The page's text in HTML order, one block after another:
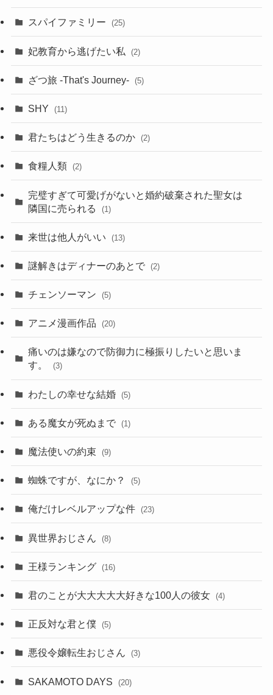
スパイファミリー (25)
妃教育から逃げたい私 (2)
ざつ旅 -That's Journey- (5)
SHY (11)
君たちはどう生きるのか (2)
食糧人類 (2)
完璧すぎて可愛げがないと婚約破棄された聖女は
隣国に売られる
(1)
来世は他人がいい (13)
謎解きはディナーのあとで (2)
チェンソーマン (5)
アニメ漫画作品 (20)
痛いのは嫌なので防御力に極振りしたいと思いま
す。
(3)
わたしの幸せな結婚 (5)
ある魔女が死ぬまで (1)
魔法使いの約束 (9)
蜘蛛ですが、なにか？ (5)
俺だけレベルアップな件 (23)
異世界おじさん (8)
王様ランキング (16)
君のことが大大大大大好きな100人の彼女 (4)
正反対な君と僕 (5)
悪役令嬢転生おじさん (3)
SAKAMOTO DAYS (20)